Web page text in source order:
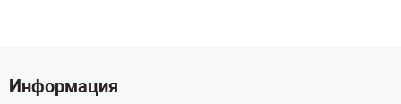
Информация